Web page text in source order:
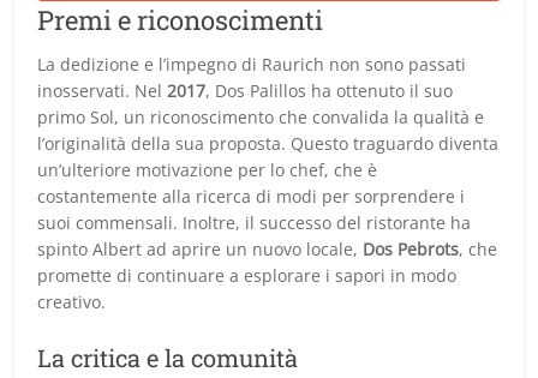
Premi e riconoscimenti
La dedizione e l’impegno di Raurich non sono passati
inosservati. Nel2017, Dos Palillos ha ottenuto il suo
primo Sol, un riconoscimento che convalida la qualità e
l’originalità della sua proposta. Questo traguardo diventa
un’ulteriore motivazione per lo chef, che è
costantemente alla ricerca di modi per sorprendere i
suoi commensali. Inoltre, il successo del ristorante ha
spinto Albert ad aprire un nuovo locale, Dos Pebrots, che
promette di continuare a esplorare i sapori in modo
creativo.
La critica e la comunità